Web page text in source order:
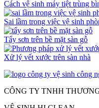
Cách vệ sinh máy tiệt trùng
Sai lầm trong việc vệ sinh
Tẩy sơn trên bề mặt sàn gỗ
Xử lý vết xước trên sàn nhà
CÔNG TY TNHH